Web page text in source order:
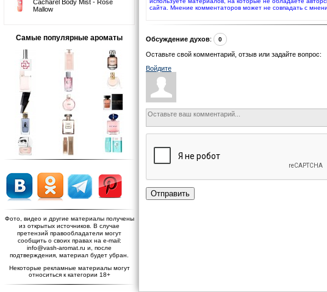
Cacharel Body Mist - Rose
Mallow
Самые популярные ароматы
Фото, видео и другие материалы получены
из открытых источников. В случае
претензий правообладатели могут
сообщить о своих правах на e-mail:
info@vash-aromat.ru и, после
подтверждения, материал будет убран.
Некоторые рекламные материалы могут
относиться к категории 18+
сайта. Мнение комментаторов может не совпадать с
Обсуждение духов: 0
Оставьте свой комментарий, отзыв или задайте вопрос:
Войдите
Отправить